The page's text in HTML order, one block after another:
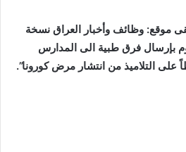
موقع: وظائف وأخبار العراق نسخة
بإرسال فرق طبية الى المدارس
على التلاميذ من انتشار مرض كورونا”.